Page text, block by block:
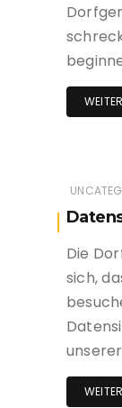
Die
sich,